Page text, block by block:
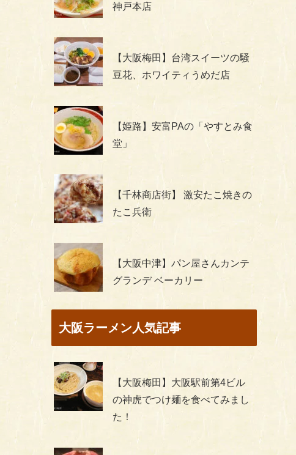
神戸本店
【大阪梅田】台湾スイーツの騒
豆花、ホワイティうめだ店
【姫路】安富PAの「やすとみ食
堂」
【千林商店街】 激安たこ焼きの
たこ兵衛
【大阪中津】パン屋さんカンテ
グランデ ベーカリー
大阪ラーメン人気記事
【大阪梅田】大阪駅前第4ビル
の神虎でつけ麺を食べてみまし
た！